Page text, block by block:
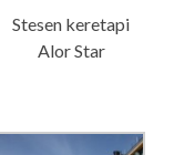
Stesen keretapi
Alor Star